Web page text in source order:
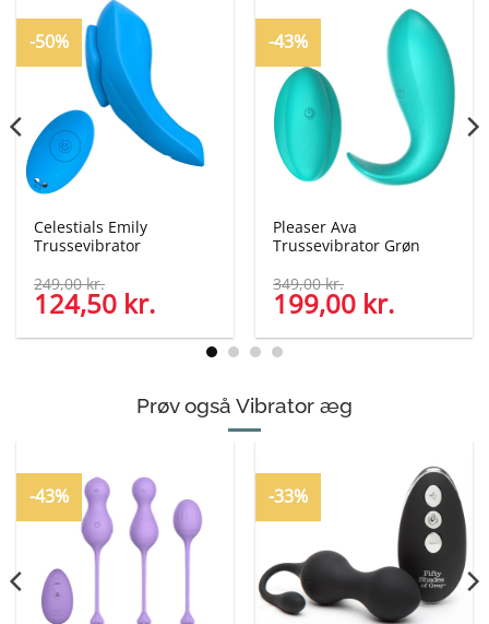
-50%
Celestials Emily
Trussevibrator
249,00kr.
Den
oprindelige
var:
124,50 kr.aktuelle
er:
124,50 kr..
-43%
Pleaser Ava
Trussevibrator Grøn
349,00kr.
Den
oprindelige
var:
349,00 kr..
199,00 kr.aktuelle
er:
Prøv også Vibrator æg
-43% -33%